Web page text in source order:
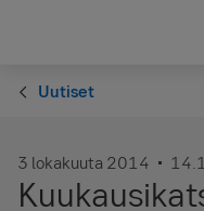
Uutiset
3 lokakuuta 2014